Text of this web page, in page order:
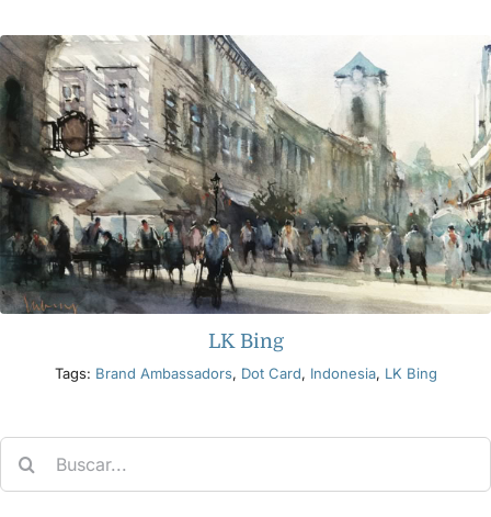
Productos
Eventos
Blog
Recursos
Encuentra un minorista
Suscribir
LK Bing
Tags: Brand Ambassadors, Dot Card, Indonesia, LK Bing